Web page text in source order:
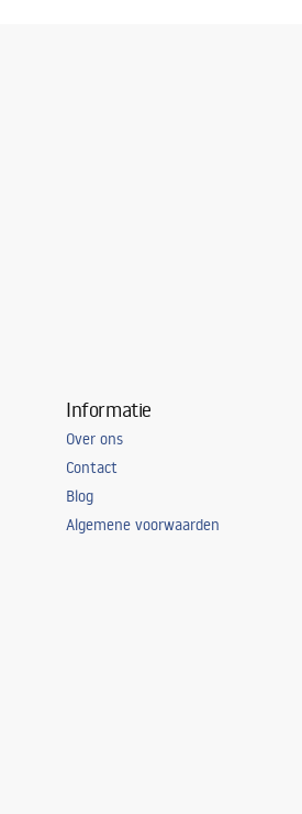
Informatie
Over ons
Contact
Blog
Algemene voorwaarden